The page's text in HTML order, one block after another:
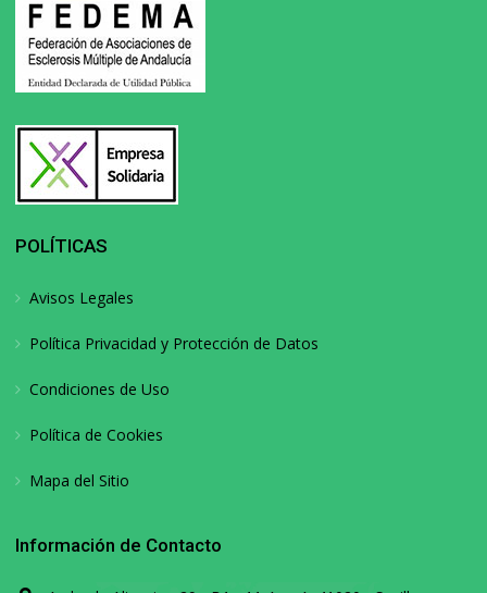
POLÍTICAS
Avisos Legales
Política Privacidad y Protección de Datos
Condiciones de Uso
Política de Cookies
Mapa del Sitio
Información de Contacto